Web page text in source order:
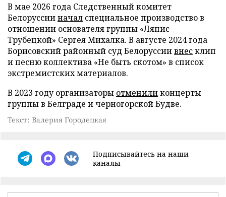
В мае 2026 года Следственный комитет
Белоруссииначал специальное производство в
отношении основателя группы «Ляпис
Трубецкой» Сергея Михалка. В августе 2024 года
Борисовский районный суд Белоруссиивнесклип
и песню коллектива «Не быть скотом» в список
экстремистских материалов.
В 2023 году организаторы отмениликонцерты
группы в Белграде и черногорской Будве.
Текст: Валерия Городецкая
Подписывайтесь на наши
каналы